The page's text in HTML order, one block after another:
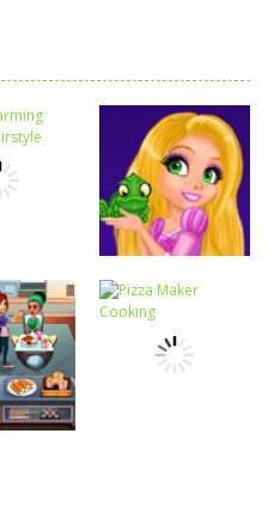
Relacionar
Funny
Princesses –
Spot the
Difference